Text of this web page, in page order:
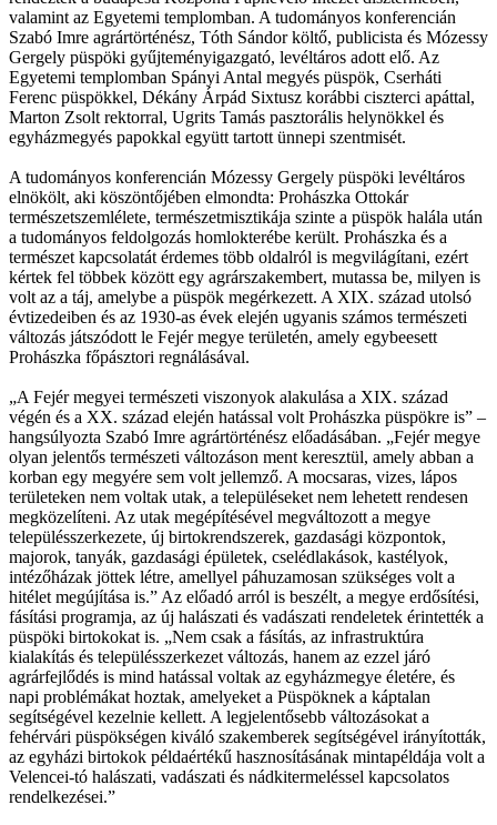
valamint az Egyetemi templomban. A tudományos konferencián
Szabó Imre agrártörténész, Tóth Sándor költő, publicista és Mózessy
Gergely püspöki gyűjteményigazgató, levéltáros adott elő. Az
Egyetemi templomban Spányi Antal megyés püspök, Cserháti
Ferenc püspökkel, Dékány Árpád Sixtusz korábbi ciszterci apáttal,
Marton Zsolt rektorral, Ugrits Tamás pasztorális helynökkel és
egyházmegyés papokkal együtt tartott ünnepi szentmisét.
A tudományos konferencián Mózessy Gergely püspöki levéltáros
elnökölt, aki köszöntőjében elmondta: Prohászka Ottokár
természetszemlélete, természetmisztikája szinte a püspök halála után
a tudományos feldolgozás homlokterébe került. Prohászka és a
természet kapcsolatát érdemes több oldalról is megvilágítani, ezért
kértek fel többek között egy agrárszakembert, mutassa be, milyen is
volt az a táj, amelybe a püspök megérkezett. A XIX. század utolsó
évtizedeiben és az 1930-as évek elején ugyanis számos természeti
változás játszódott le Fejér megye területén, amely egybeesett
Prohászka főpásztori regnálásával.
„A Fejér megyei természeti viszonyok alakulása a XIX. század
végén és a XX. század elején hatással volt Prohászka püspökre is” –
hangsúlyozta Szabó Imre agrártörténész előadásában. „Fejér megye
olyan jelentős természeti változáson ment keresztül, amely abban a
korban egy megyére sem volt jellemző. A mocsaras, vizes, lápos
területeken nem voltak utak, a településeket nem lehetett rendesen
megközelíteni. Az utak megépítésével megváltozott a megye
településszerkezete, új birtokrendszerek, gazdasági központok,
majorok, tanyák, gazdasági épületek, cselédlakások, kastélyok,
intézőházak jöttek létre, amellyel páhuzamosan szükséges volt a
hitélet megújítása is.” Az előadó arról is beszélt, a megye erdősítési,
fásítási programja, az új halászati és vadászati rendeletek érintették a
püspöki birtokokat is. „Nem csak a fásítás, az infrastruktúra
kialakítás és településszerkezet változás, hanem az ezzel járó
agrárfejlődés is mind hatással voltak az egyházmegye életére, és
napi problémákat hoztak, amelyeket a Püspöknek a káptalan
segítségével kezelnie kellett. A legjelentősebb változásokat a
fehérvári püspökségen kiváló szakemberek segítségével irányították,
az egyházi birtokok példaértékű hasznosításának mintapéldája volt a
Velencei-tó halászati, vadászati és nádkitermeléssel kapcsolatos
rendelkezései.”